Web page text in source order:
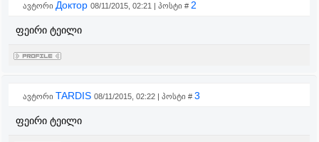
ავტორი Доктор 08/11/2015, 02:21 | პოსტი # 2
ფეირი ტეილი
ავტორი TARDIS 08/11/2015, 02:22 | პოსტი # 3
ფეირი ტეილი